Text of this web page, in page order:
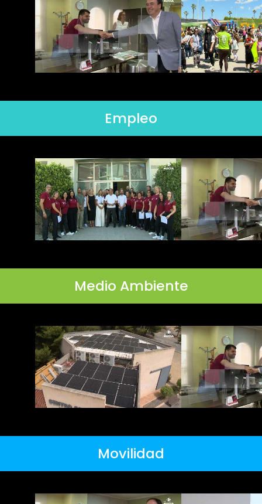
Empleo
Medio Ambiente
Movilidad